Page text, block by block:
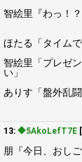
智絵里『わっ！
ほたる「タイム
智絵里「プレゼ
い」
ありす「盤外乱闘
13: ◆5AkoLefT7E
朋『今日、おし